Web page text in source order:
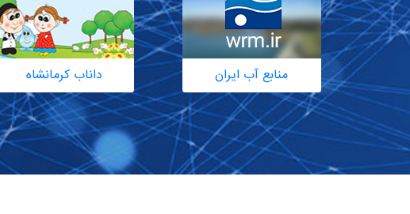
منابع آب ایران داناب کرمانشاه